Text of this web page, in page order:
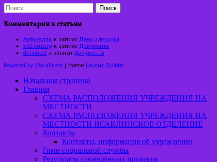
Найти:
Комментарии к статьям
Антонелла к записиДень здоровья
sell-out.org к записиДокументы
droidmod к записиДокументы
Powered by WordPress | theme Layout Builder
Начальная страница
Главная
СХЕМА РАСПОЛОЖЕНИЯ УЧРЕЖДЕНИЯ НА
МЕСТНОСТИ
СХЕМА РАСПОЛОЖЕНИЯ УЧРЕЖДЕНИЯ НА
МЕСТНОСТИ ИСАКЛИНСКОЕ ОТДЕЛЕНИЕ
Контакты
Контакты, информация об учреждении
Гимн социальной службы
Результаты проведённых проверок